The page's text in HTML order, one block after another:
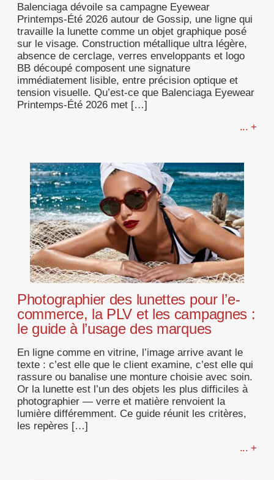
Balenciaga dévoile sa campagne Eyewear
Printemps-Été 2026 autour de Gossip, une ligne qui
travaille la lunette comme un objet graphique posé
sur le visage. Construction métallique ultra légère,
absence de cerclage, verres enveloppants et logo
BB découpé composent une signature
immédiatement lisible, entre précision optique et
tension visuelle. Qu’est-ce que Balenciaga Eyewear
Printemps-Été 2026 met […]
... +
Photographier des lunettes pour l’e-
commerce, la PLV et les campagnes :
le guide à l’usage des marques
En ligne comme en vitrine, l’image arrive avant le
texte : c’est elle que le client examine, c’est elle qui
rassure ou banalise une monture choisie avec soin.
Or la lunette est l’un des objets les plus difficiles à
photographier — verre et matière renvoient la
lumière différemment. Ce guide réunit les critères,
les repères […]
... +